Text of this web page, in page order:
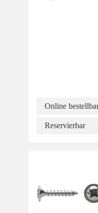
Online
Reservierbar